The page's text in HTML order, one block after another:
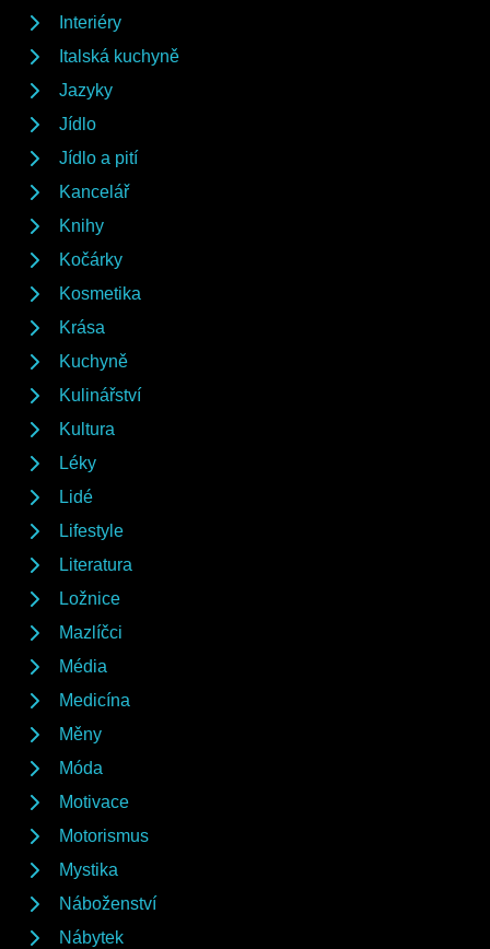
Interiéry
Italská kuchyně
Jazyky
Jídlo
Jídlo a pití
Kancelář
Knihy
Kočárky
Kosmetika
Krása
Kuchyně
Kulinářství
Kultura
Léky
Lidé
Lifestyle
Literatura
Ložnice
Mazlíčci
Média
Medicína
Měny
Móda
Motivace
Motorismus
Mystika
Náboženství
Nábytek